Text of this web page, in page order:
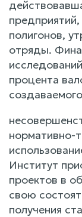
полигонов,
отряды.
процента
нормативно-
Институт
проектов в
свою
получения